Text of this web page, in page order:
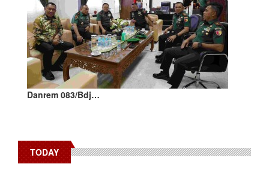
Danrem 083/Bdj…
TODAY